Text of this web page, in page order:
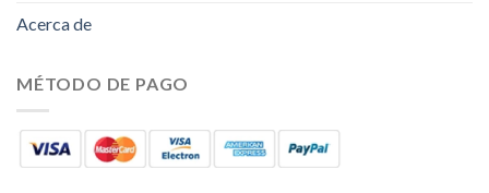
Acerca de
MÉTODO DE PAGO